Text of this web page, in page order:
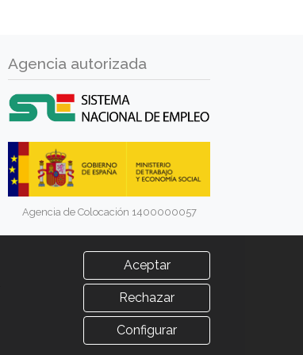
Agencia autorizada
Agencia de Colocación 1400000057
Aceptar
Rechazar
Configurar